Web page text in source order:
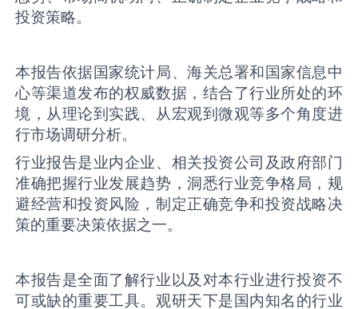
投资策略。
本报告依据国家统计局、海关总署和国家信息中
心等渠道发布的权威数据，结合了行业所处的环
境，从理论到实践、从宏观到微观等多个角度进
行市场调研分析。
行业报告是业内企业、相关投资公司及政府部门
准确把握行业发展趋势，洞悉行业竞争格局，规
避经营和投资风险，制定正确竞争和投资战略决
策的重要决策依据之一。
本报告是全面了解行业以及对本行业进行投资不
可或缺的重要工具。观研天下是国内知名的行业